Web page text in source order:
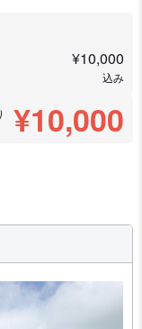
¥10,000
込み
¥10,000